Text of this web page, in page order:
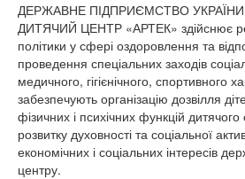
ДЕРЖАВНЕ ПІДПРИЄМСТВО
ДИТЯЧИЙ ЦЕНТР «АРТЕК» здійснює
політики у сфері оздоровлення та
проведення спеціальних заходів
медичного, гігієнічного, спортивного
забезпечують організацію дозвілля
фізичних і психічних функцій
розвитку духовності та соціальної
економічних і соціальних інтересів
центру.